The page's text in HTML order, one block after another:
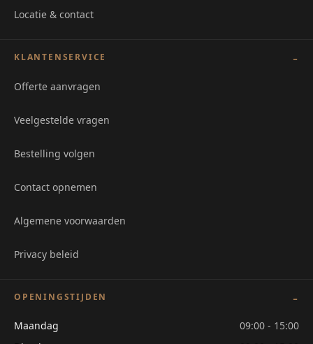
Locatie & contact
KLANTENSERVICE
Offerte aanvragen
Veelgestelde vragen
Bestelling volgen
Contact opnemen
Algemene voorwaarden
Privacy beleid
OPENINGSTIJDEN
Maandag
09:00 - 15:00